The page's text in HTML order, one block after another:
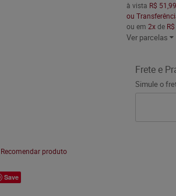
Recomendar produto
Save
à vista R$ 51,99
ou
ou em 2xde
Ver parcelas
Frete e
Simule o